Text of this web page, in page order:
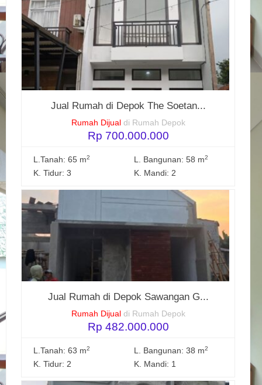
Jual Rumah di Depok The Soetan...
Rumah Dijual di Rumah Depok
Rp 700.000.000
L.Tanah: 65 m2 L. Bangunan: 58 m2
K. Tidur: 3 K. Mandi: 2
Jual Rumah di Depok Sawangan G...
Rumah Dijual di Rumah Depok
Rp 482.000.000
L.Tanah: 63 m2 L. Bangunan: 38 m2
K. Tidur: 2 K. Mandi: 1